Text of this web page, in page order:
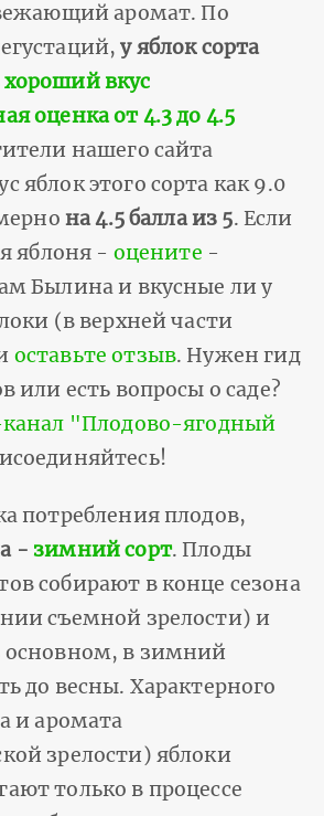
аромат. По
у яблок сорта
хороший вкус
оценка от 4.3 до 4.5
нашего сайта
яблок этого сорта как 9.0
на 4.5 балла из 5. Если
яблоня - оцените -
Былина и вкусные ли у
(в верхней части
оставьте отзыв. Нужен гид
или есть вопросы о саде?
канал "Плодово-ягодный
потребления плодов,
- зимний сорт. Плоды
собирают в конце сезона
съемной зрелости) и
основном, в зимний
до весны. Характерного
и аромата
зрелости) яблоки
только в процессе